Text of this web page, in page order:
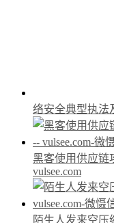
络安全典型执法
黑客使用供应链
vulsee.com
陌生人发来空压